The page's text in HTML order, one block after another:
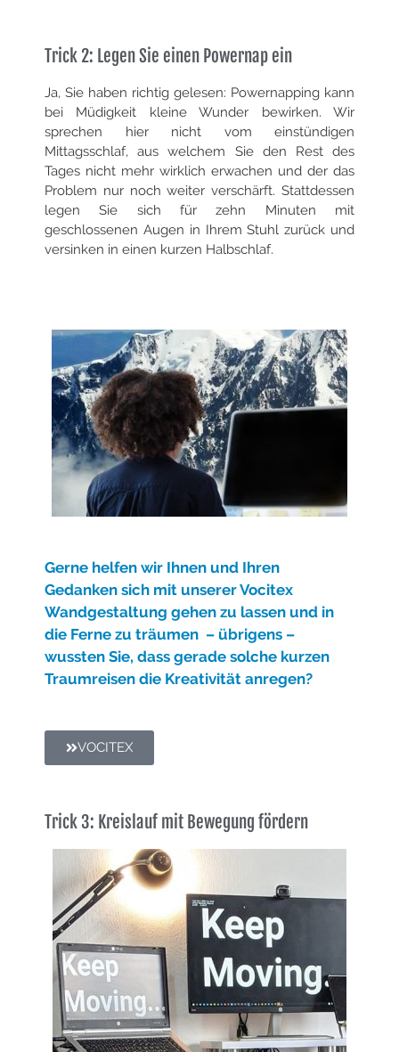
Trick 2: Legen Sie einen Powernap ein
Ja, Sie haben richtig gelesen: Powernapping kann
bei Müdigkeit kleine Wunder bewirken. Wir
sprechen hier nicht vom einstündigen
Mittagsschlaf, aus welchem Sie den Rest des
Tages nicht mehr wirklich erwachen und der das
Problem nur noch weiter verschärft. Stattdessen
legen Sie sich für zehn Minuten mit
geschlossenen Augen in Ihrem Stuhl zurück und
versinken in einen kurzen Halbschlaf.
Gerne helfen wir Ihnen und Ihren
Gedanken sich mit unserer Vocitex
Wandgestaltung gehen zu lassen und in
die Ferne zu träumen – übrigens –
wussten Sie, dass gerade solche kurzen
Traumreisen die Kreativität anregen?
VOCITEX
Trick 3: Kreislauf mit Bewegung fördern